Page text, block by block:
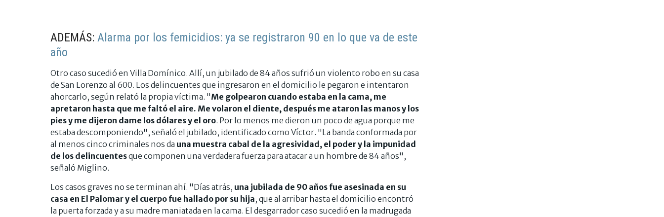
ADEMÁS: Alarma por los femicidios: ya se registraron 90 en lo que va de este
año
Otro caso sucedió en Villa Domínico. Allí, un jubilado de 84 años sufrió un violento robo en su casa
de San Lorenzo al 600. Los delincuentes que ingresaron en el domicilio le pegaron e intentaron
ahorcarlo, según relató la propia víctima. "Me golpearon cuando estaba en la cama, me
apretaron hasta que me faltó el aire. Me volaron el diente, después me ataron las manos y los
pies y me dijeron dame los dólares y el oro. Por lo menos me dieron un poco de agua porque me
estaba descomponiendo", señaló el jubilado, identificado como Víctor. "La banda conformada por
al menos cinco criminales nos da una muestra cabal de la agresividad, el poder y la impunidad
de los delincuentesque componen una verdadera fuerza para atacar a un hombre de 84 años",
señaló Miglino.
Los casos graves no se terminan ahí. "Días atrás, una jubilada de 90 años fue asesinada en su
casa en El Palomar y el cuerpo fue hallado por su hija, que al arribar hasta el domicilio encontró
la puerta forzada y a su madre maniatada en la cama. El desgarrador caso sucedió en la madrugada